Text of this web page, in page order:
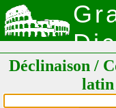
Déclinaison /
latin